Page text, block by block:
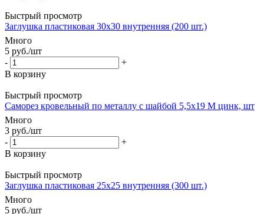
Быстрый просмотр
Заглушка пластиковая 30х30 внутренняя (200 шт.)
Много
5 руб./шт
-
+
В корзину
Быстрый просмотр
Саморез кровельный по металлу с шайбой 5,5x19 М цинк, шт
Много
3 руб./шт
-
+
В корзину
Быстрый просмотр
Заглушка пластиковая 25х25 внутренняя (300 шт.)
Много
5 руб./шт